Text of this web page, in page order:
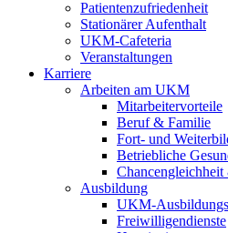
Patientenzufriedenheit
Stationärer Aufenthalt
UKM-Cafeteria
Veranstaltungen
Karriere
Arbeiten am UKM
Mitarbeitervorteile
Beruf & Familie
Fort- und
Betriebliche
Ausbildung
UKM-
Freiwilligendienste